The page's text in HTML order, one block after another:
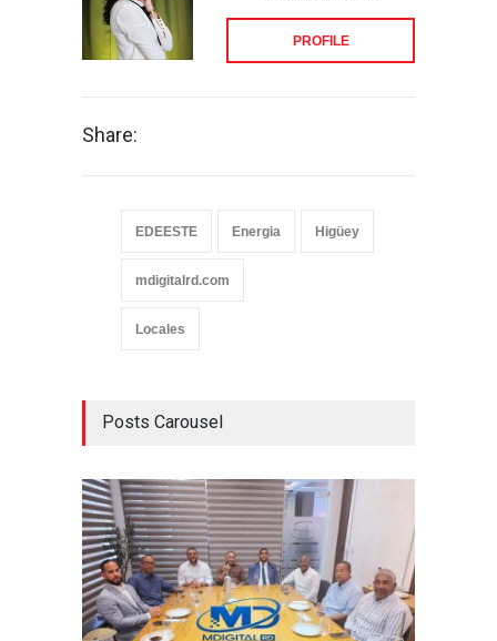
PROFILE
Share:
EDEESTE Energia Higüey
mdigitalrd.com
Locales
Posts Carousel